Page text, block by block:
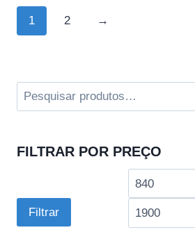
1 2 →
Pesquisar
por:
FILTRAR POR PREÇO
Preço
Filtrar